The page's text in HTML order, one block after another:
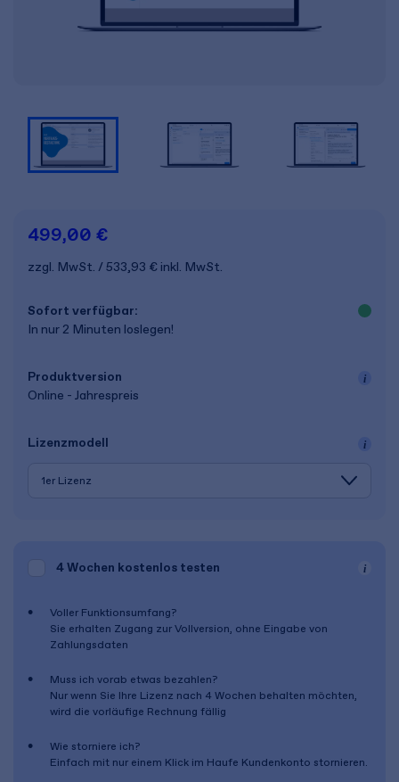
499,00 €
zzgl. MwSt. 533,93 € inkl. MwSt.
Sofort verfügbar:
In nur 2 Minuten loslegen!
Produkt­version
Online - Jahrespreis
Lizenz­modell
4 Wochen kostenlos testen
Voller Funktionsumfang?
Sie erhalten Zugang zur Vollversion, ohne Eingabe von
Zahlungsdaten
Muss ich vorab etwas bezahlen?
Nur wenn Sie Ihre Lizenz nach 4 Wochen behalten möchten,
wird die vorläufige Rechnung fällig
Wie storniere ich?
Einfach mit nur einem Klick im Haufe Kundenkonto stornieren.